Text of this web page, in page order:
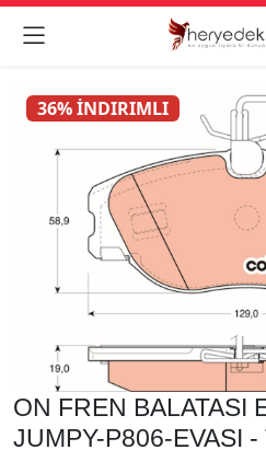

36% İNDIRIMLI
ON FREN BALATASI
JUMPY-P806-EVASI